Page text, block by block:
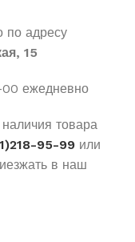
по адресу
15
00 ежедневно
товара
95-99 или
в наш